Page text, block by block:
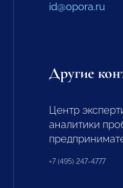
id@opora.ru
Другие
Центр
аналитики
+7 (495) 247-4777